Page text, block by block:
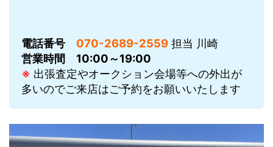
電話番号 070-2689-2559 担当 川崎
営業時間
10:00～19:00
※ 出張査定やオークション会場等への外出が
多いのでご来店はご予約をお願いいたします